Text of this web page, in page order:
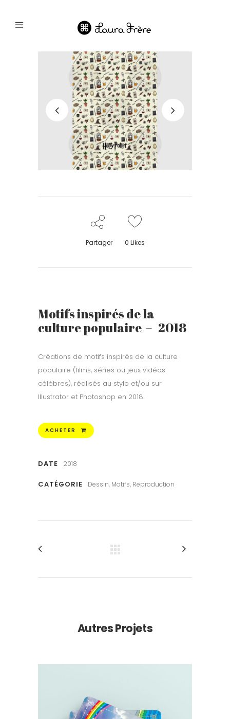
Partager 0 Likes
Motifs inspirés de la
culture populaire – 2018
Créations de motifs inspirés de la culture
populaire (films, séries ou jeux vidéos
célèbres), réalisés au stylo et/ou sur
Illustrator et Photoshop en 2018.
ACHETER
DATE 2018
CATÉGORIE Dessin, Motifs, Reproduction
Autres Projets